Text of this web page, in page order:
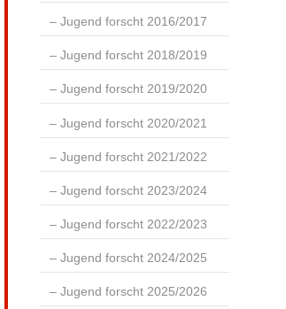
Jugend forscht 2016/2017
Jugend forscht 2018/2019
Jugend forscht 2019/2020
Jugend forscht 2020/2021
Jugend forscht 2021/2022
Jugend forscht 2023/2024
Jugend forscht 2022/2023
Jugend forscht 2024/2025
Jugend forscht 2025/2026